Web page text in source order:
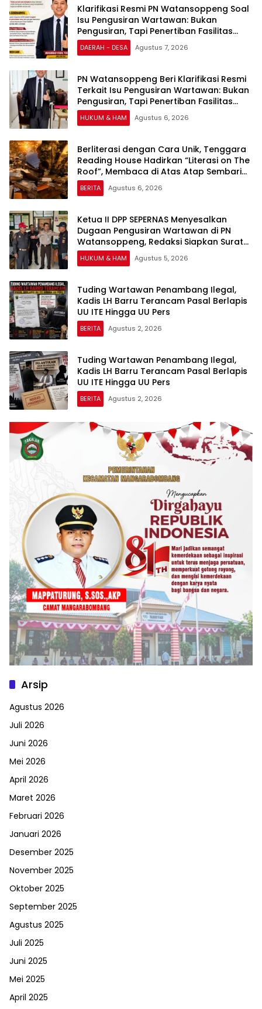
Klarifikasi Resmi PN Watansoppeng Soal
Isu Pengusiran Wartawan: Bukan
Pengusiran, Tapi Penertiban Fasilitas
PTSP
DAERAH - DESA Agustus 7, 2026
PN Watansoppeng Beri Klarifikasi Resmi
Terkait Isu Pengusiran Wartawan: Bukan
Pengusiran, Tapi Penertiban Fasilitas
PTSP
HUKUM & HAM Agustus 6, 2026
Berliterasi dengan Cara Unik, Tenggara
Reading House Hadirkan “Literasi on The
Roof”, Membaca di Atas Atap Sembari
Menikmati Senja
BERITA Agustus 6, 2026
Ketua II DPP SEPERNAS Menyesalkan
Dugaan Pengusiran Wartawan di PN
Watansoppeng, Redaksi Siapkan Surat
Konfirmasi
HUKUM & HAM Agustus 5, 2026
Tuding Wartawan Penambang Ilegal,
Kadis LH Barru Terancam Pasal Berlapis
UU ITE Hingga UU Pers
BERITA Agustus 2, 2026
Tuding Wartawan Penambang Ilegal,
Kadis LH Barru Terancam Pasal Berlapis
UU ITE Hingga UU Pers
BERITA Agustus 2, 2026
Arsip
Agustus 2026
Juli 2026
Juni 2026
Mei 2026
April 2026
Maret 2026
Februari 2026
Januari 2026
Desember 2025
November 2025
Oktober 2025
September 2025
Agustus 2025
Juli 2025
Juni 2025
Mei 2025
April 2025